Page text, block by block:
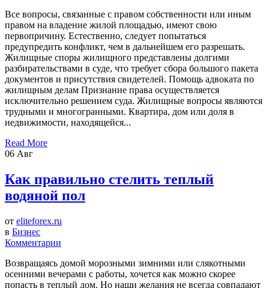
Все вопросы, связанные с правом собственности или иным
правом на владение жилой площадью, имеют свою
первопричину. Естественно, следует попытаться
предупредить конфликт, чем в дальнейшем его разрешать.
Жилищные споры жилищного представлены долгими
разбирательствами в суде, что требует сбора большого пакета
документов и присутствия свидетелей. Помощь адвоката по
жилищным делам Признание права осуществляется
исключительно решением суда. Жилищные вопросы являются
трудными и многогранными. Квартира, дом или доля в
недвижимости, находящейся...
Read More
06 Авг
Как правильно стелить теплый
водяной пол
от eliteforex.ru
в Бизнес
Комментарии
Возвращаясь домой морозными зимними или слякотными
осенними вечерами с работы, хочется как можно скорее
попасть в теплый дом. Но наши желания не всегда совпадают